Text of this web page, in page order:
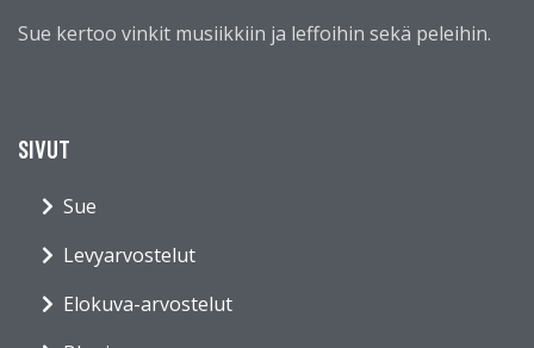
Sue kertoo vinkit musiikkiin ja leffoihin sekä peleihin.
SIVUT
Sue
Levyarvostelut
Elokuva-arvostelut